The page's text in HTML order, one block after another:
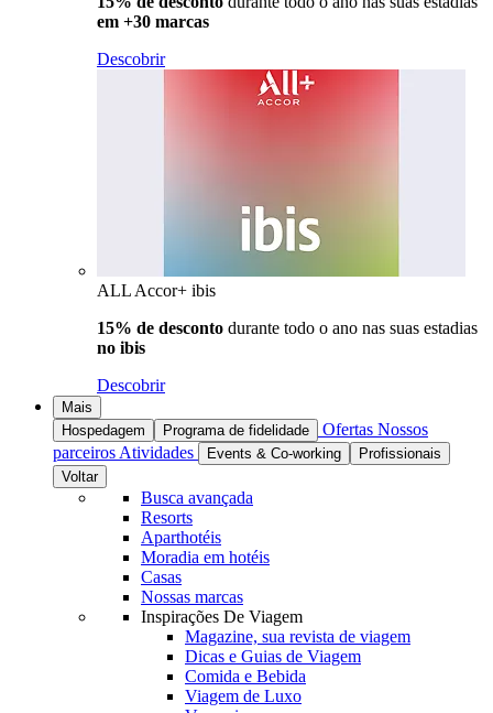
em +30 marcas
Descobrir
ALL Accor+ ibis
15% de desconto durante todo o ano nas suas estadias
no ibis
Descobrir
Mais
Hospedagem
Programa de fidelidade Ofertas Nossos
parceiros Atividades Events & Co-working
Profissionais
Voltar
Busca avançada
Resorts
Aparthotéis
Moradia em hotéis
Casas
Nossas marcas
Inspirações De Viagem
Magazine, sua revista de viagem
Dicas e Guias de Viagem
Comida e Bebida
Viagem de Luxo